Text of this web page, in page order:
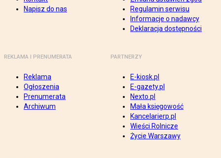
Napisz do nas
Regulamin serwisu
Informacje o nadawcy
Deklaracja dostępności
REKLAMA I PRENUMERATA
Reklama
Ogłoszenia
Prenumerata
Archiwum
PARTNERZY
E-kiosk.pl
E-gazety.pl
Nexto.pl
Mała księgowość
Kancelarierp.pl
Wieści Rolnicze
Życie Warszawy